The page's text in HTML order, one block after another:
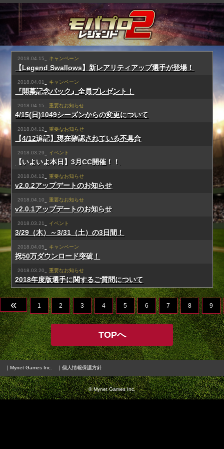
2018.04.15 キャンペーン
【Legend Swallows】新レアリティアップ選手が登場！
2018.04.01 キャンペーン
『開幕記念パック』全員プレゼント！
2018.04.15 重要なお知らせ
4/15(日)1049シーズンからの変更について
2018.04.12 重要なお知らせ
【4/12追記】現在確認されている不具合
2018.03.29 イベント
【いよいよ本日】3月CC開催！！
2018.04.12 重要なお知らせ
v2.0.2アップデートのお知らせ
2018.04.10 重要なお知らせ
v2.0.1アップデートのお知らせ
2018.03.21 イベント
3/29（木）～3/31（土）の3日間！
2018.04.05 キャンペーン
祝50万ダウンロード突破！
2018.03.20 重要なお知らせ
2018年度版選手に関するご質問について
« 1 2 3 4 5 6 7 8 9
TOPへ
｜Mynet Games Inc. ｜個人情報保護方針
© Mynet Games Inc.